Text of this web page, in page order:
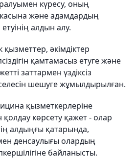
күресу, оның
және адамдардың
алдын алу.
әкімдіктер
қамтамасыз етуге және
заттармен үздіксіз
шешуге жұмылдырылған.
қызметкерлеріне
көрсету қажет - олар
алдыңғы қатарында,
денсаулығы олардың
байланысты.